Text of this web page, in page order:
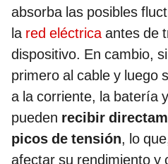
absorba las posibles
la red eléctricaantes de
dispositivo. En cambio,
primero al cable y luego
a la corriente, la batería
pueden recibir
picos de tensión, lo
afectar su rendimiento y